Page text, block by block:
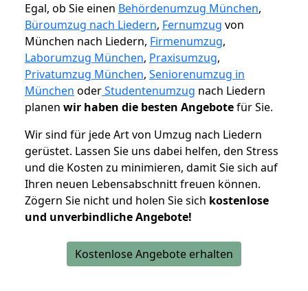
Egal, ob Sie einen Behördenumzug München,
Büroumzug nach Liedern, Fernumzug von
München nach Liedern, Firmenumzug,
Laborumzug München, Praxisumzug,
Privatumzug München, Seniorenumzug in
München oderStudentenumzug nach Liedern
planen wir haben die besten Angebotefür Sie.
Wir sind für jede Art von Umzug nach Liedern
gerüstet. Lassen Sie uns dabei helfen, den Stress
und die Kosten zu minimieren, damit Sie sich auf
Ihren neuen Lebensabschnitt freuen können.
Zögern Sie nicht und holen Sie sich kostenlose
und unverbindliche Angebote!
Kostenlose Angebote erhalten